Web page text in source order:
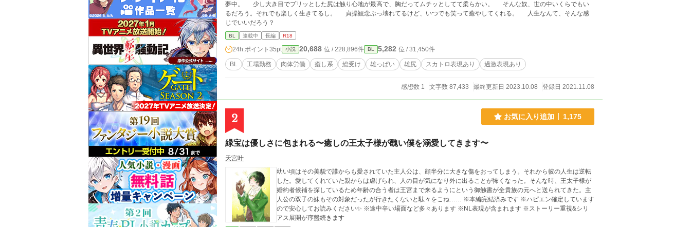
夢中。 少し大き目でプリッとした尻は触り心地が最高で、胸だってムチッとしてて柔らかい。 そんな奴、世の中いくらでもい
るだろう。それでも楽しく生きてるし。 貞操観念ぶっ壊れてるけど、いつでも笑って癒やしてくれる。 人生なんて、そんな感
じでいいだろう？
BL 連載中 長編 R18
24h.ポイント 35pt 小説 20,688 位 / 228,896件 BL 5,282 位 / 31,450件
BL 工場勤務 肉体労働 癒し系 総受け 雄っぱい 雄尻 スカトロ表現あり 過激表現あり
感想数 1 文字数 87,433 最終更新日 2023.10.08 登録日 2021.11.08
2 お気に入り追加 1,175
緑宝は優しさに包まれる〜癒しの王太子様が醜い僕を溺愛してきます〜
天宮叶
幼い頃はその美貌で誰からも愛されていた主人公は、顔半分に大きな傷をおってしまう。それから彼の人生は逆転
した。愛してくれていた親からは虐げられ、人の目が気になり外に出ることが怖くなった。そんな時、王太子様が
婚約者候補を探しているため年齢の合う者は王宮まで来るようにという御触書が全貴族の元へと送られてきた。主
人公の双子の妹もその対象だったが行きたくないと駄々をこね…… ※本編完結済みです ※ハピエン確定しています
ので安心してお読みください✨ ※途中辛い場面など多々あります ※NL表現が含まれます ※ストーリー重視&シリ
アス展開が序盤続きます